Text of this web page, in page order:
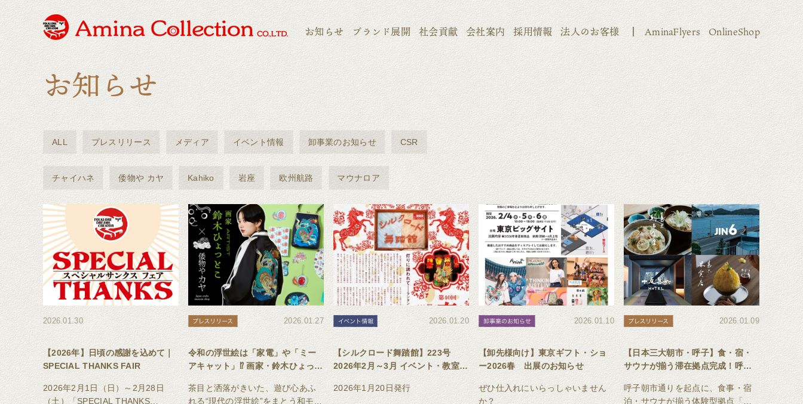
お知らせ ブランド展開 社会貢献 会社案内 採用情報 法人のお客様 AminaFlyers OnlineShop
ALL プレスリリース メディア イベント情報 卸事業のお知らせ CSR
チャイハネ 倭物や カヤ Kahiko 岩座 欧州航路 マウナロア
2026.01.30
【2026年】日頃の感謝を込めて｜
SPECIAL THANKS FAIR
2026年2月1日（日）～2月28日
（土）「SPECIAL THANKS
2026.01.27
令和の浮世絵は「家電」や「ミー
アキャット」⁉ 画家・鈴木ひょっと
こ×倭物やカヤ 初コラボ商品を
2026年2月発売
茶目と洒落がきいた、遊び心あふ
れる“現代の浮世絵”をまとう和モダ
2026.01.20
【シルクロード舞踏館】223号
2026年2月～3月 イベント・教室ス
ケジュール
2026年1月20日発行
2026.01.10
【卸先様向け】東京ギフト・ショ
ー2026春 出展のお知らせ
ぜひ仕入れにいらっしゃいません
か？
2026.01.09
【日本三大朝市・呼子】食・宿・
サウナが揃う滞在拠点完成！呼子
の町をまるごと楽しむ体験
呼子朝市通りを起点に、食事・宿
泊・サウナが揃う体験型拠点「中